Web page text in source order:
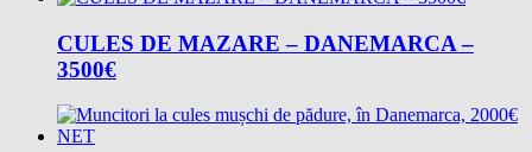
CULES DE MAZARE – DANEMARCA –
3500€